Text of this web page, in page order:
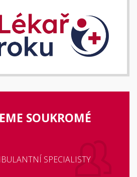
SOUKROMÉ
SPECIALISTY